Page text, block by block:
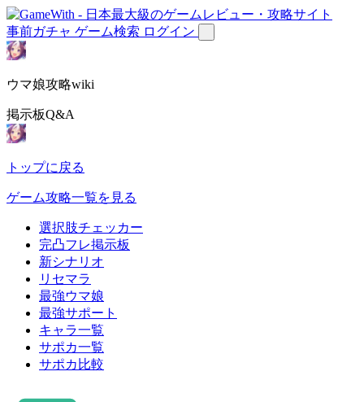
事前ガチャ ゲーム検索 ログイン
ウマ娘攻略wiki
掲示板Q&A
トップに戻る
ゲーム攻略一覧を見る
選択肢チェッカー
完凸フレ掲示板
新シナリオ
リセマラ
最強ウマ娘
最強サポート
キャラ一覧
サポカ一覧
サポカ比較